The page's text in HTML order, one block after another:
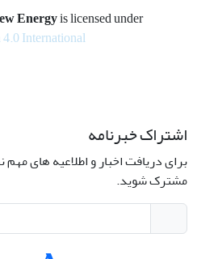
Energyis licensed under
International
اشتراک خبرنامه
برای دریافت اخبار و اطلاعیه های
مشترک شوید.